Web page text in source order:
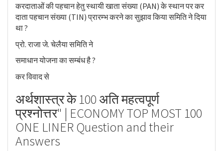
करदाताओं की पहचान हेतु स्थायी खाता संख्या (PAN) के स्थान पर कर
दाता पहचान संख्या (TIN) प्रारम्भ करने का सुझाव किया समिति ने दिया
था ?
प्रो. राजा जे. चेलैया समिति ने
समाधान योजना का सम्बंध है ?
कर विवाद से
अर्थशास्त्र के 100 अति महत्वपूर्ण
प्रश्नोत्तर" | ECONOMY TOP MOST 100
ONE LINER Question and their
Answers